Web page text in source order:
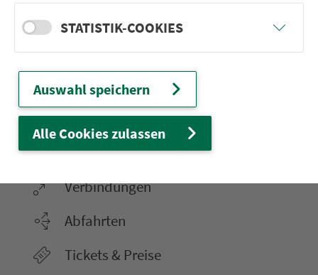
Nürn­berg
22.000 Qua­drat­ki­lo­me­ter. 130 Ver­kehrs­un­
ter­neh­men. 1.100 Linien. Eine Fahr­kar­te.
Ver­bin­dungen
Abfahrten
Tickets & Preise
STATISTIK-COOKIES
Auswahl speichern
Alle Cookies zulassen